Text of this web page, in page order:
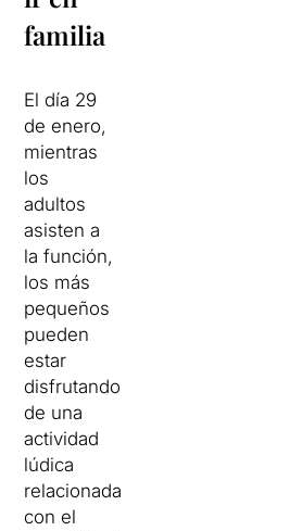
familia
El día 29
de enero,
mientras
los
adultos
asisten a
la función,
los más
pequeños
pueden
estar
disfrutando
de una
actividad
lúdica
relacionada
con el